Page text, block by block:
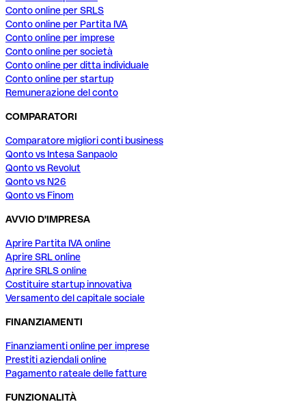
Conto online per SRLS
Conto online per Partita IVA
Conto online per imprese
Conto online per società
Conto online per ditta individuale
Conto online per startup
Remunerazione del conto
COMPARATORI
Comparatore migliori conti business
Qonto vs Intesa Sanpaolo
Qonto vs Revolut
Qonto vs N26
Qonto vs Finom
AVVIO D'IMPRESA
Aprire Partita IVA online
Aprire SRL online
Aprire SRLS online
Costituire startup innovativa
Versamento del capitale sociale
FINANZIAMENTI
Finanziamenti online per imprese
Prestiti aziendali online
Pagamento rateale delle fatture
FUNZIONALITÀ